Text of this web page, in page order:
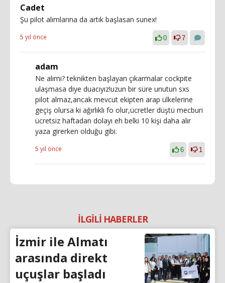
Cadet
Şu pilot alımlarına da artık başlasan sunex!
5 yıl önce 0 7
adam
Ne alımı? teknikten başlayan çıkarmalar cockpite
ulaşmasa diye duacıyız!uzun bir süre unutun sxs
pilot almaz,ancak mevcut ekipten arap ülkelerine
geçiş olursa ki ağırlıklı fo olur,ücretler düştü mecburi
ücretsiz haftadan dolayı eh belki 10 kişi daha alır
yaza girerken olduğu gibi.
5 yıl önce 6 1
İLGİLİ HABERLER
İzmir ile Almatı
arasında direkt
uçuşlar başladı